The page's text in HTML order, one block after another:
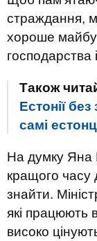
страждання,
хороше
господарства
Також
Естонії
самі
На думку Яна
кращого часу
знайти.
які працюють
високо